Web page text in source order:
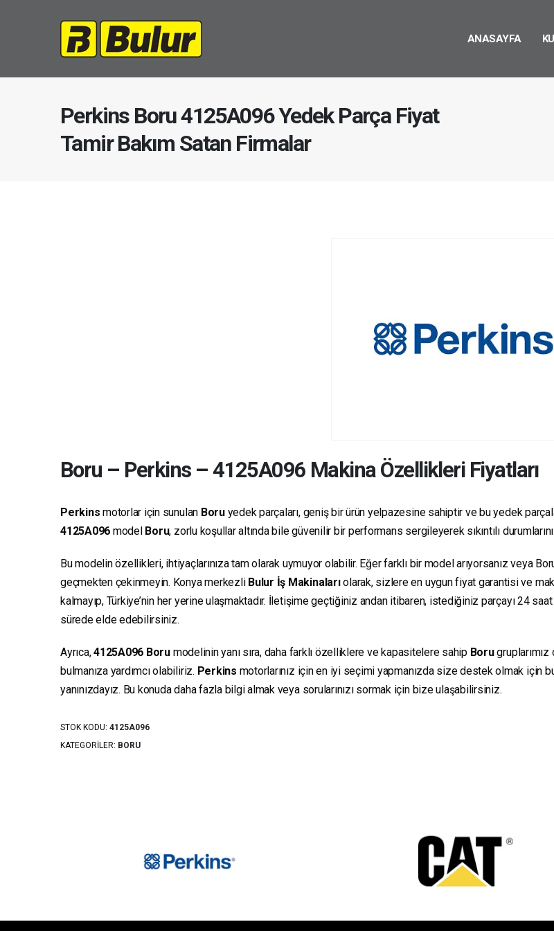
ANASAYFA
Perkins Boru 4125A096 Yedek Parça Fiyat
Tamir Bakım Satan Firmalar
Boru – Perkins–4125A096 Makina Özellikleri Fiyatları
Perkins motorlar için sunulan Boruyedek parçaları, geniş bir ürün yelpazesine sahiptir ve bu yedek
4125A096 model Boru, zorlu koşullar altında bile güvenilir bir performans sergileyerek sıkıntılı
Bu modelin özellikleri, ihtiyaçlarınıza tam olarak uymuyor olabilir. Eğer farklı bir model arıyorsanız veya
geçmekten çekinmeyin. Konya merkezli Bulur İş Makinalarıolarak, sizlere en uygun fiyat garantisi ve
kalmayıp, Türkiye’nin her yerine ulaşmaktadır. İletişime geçtiğiniz andan itibaren, istediğiniz parçayı 24
sürede elde edebilirsiniz.
Ayrıca,4125A096 Boru modelinin yanı sıra, daha farklı özelliklere ve kapasitelere sahip Borugruplarımız
bulmanıza yardımcı olabiliriz. Perkins motorlarınız için en iyi seçimi yapmanızda size destek olmak için
yanınızdayız. Bu konuda daha fazla bilgi almak veya sorularınızı sormak için bize ulaşabilirsiniz.
STOK KODU: 4125A096
KATEGORILER: BORU